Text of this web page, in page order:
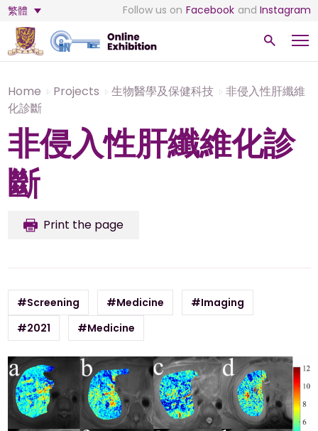
繁體 Follow us on Facebook and Instagram
Home Projects 生物醫學及保健科技
非侵入性肝纖維
化診斷
非侵入性肝纖維化診
斷
Print the page
#Screening #Medicine
#Imaging
#2021
#Medicine